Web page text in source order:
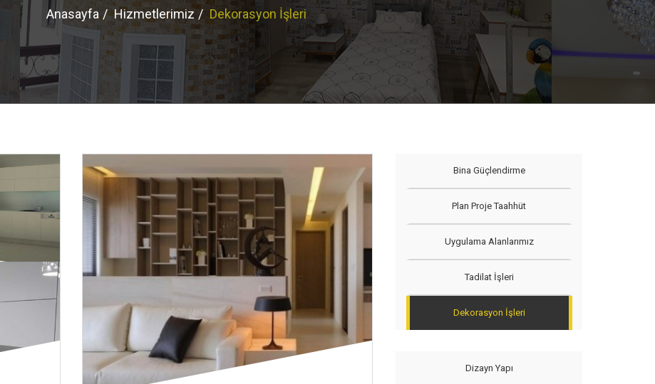
Anasayfa Hizmetlerimiz Dekorasyon İşleri
Bina Güçlendirme
Plan Proje Taahhüt
Uygulama Alanlarımız
Tadilat İşleri
Dekorasyon İşleri
Dizayn Yapı